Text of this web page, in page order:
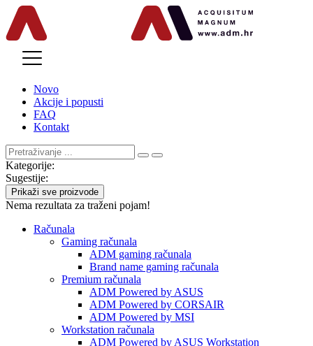
Novo
Akcije i popusti
FAQ
Kontakt
Kategorije:
Sugestije:
Prikaži sve proizvode
Nema rezultata za traženi pojam!
Računala
Gaming računala
ADM gaming računala
Brand name gaming računala
Premium računala
ADM Powered by ASUS
ADM Powered by CORSAIR
ADM Powered by MSI
Workstation računala
ADM Powered by ASUS Workstation